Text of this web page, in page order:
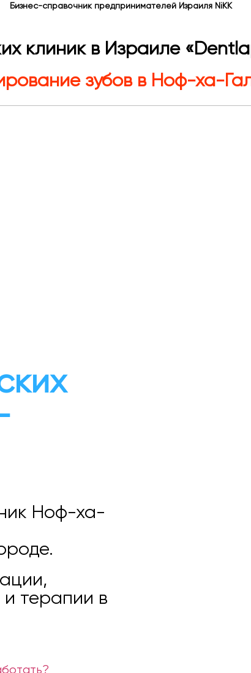
Бизнес-справочник предпринимателей Израиля NiKK
клиник в Израиле
зубов в Ноф-ха-
Ноф-ха-
терапии в